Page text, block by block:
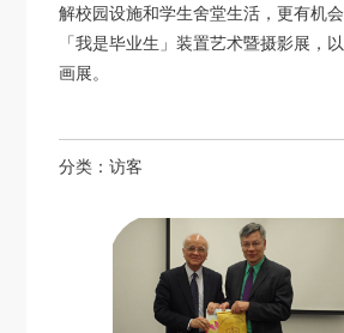
解校园设施和学生舍堂生活，更有机
「我是毕业生」装置艺术暨摄影展，
画展。
分类： 访客